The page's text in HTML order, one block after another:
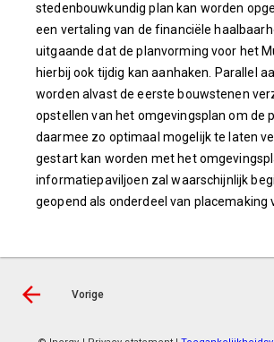
stedenbouwkundig plan kan worden
een vertaling van de financiële
uitgaande dat de planvorming voor het
hierbij ook tijdig kan aanhaken. Parallel
worden alvast de eerste bouwstenen
opstellen van het omgevingsplan om de
daarmee zo optimaal mogelijk te laten
gestart kan worden met het
informatiepaviljoen zal waarschijnlijk
geopend als onderdeel van placemaking
Vorige